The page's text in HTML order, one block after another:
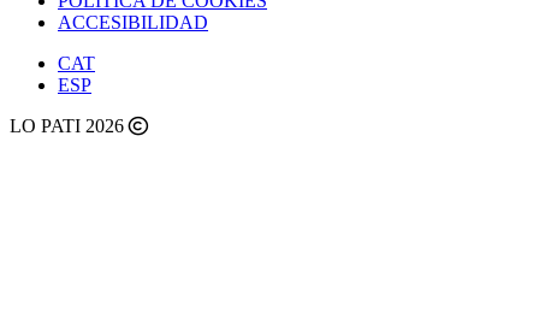
ACCESIBILIDAD
CAT
ESP
LO PATI 2026